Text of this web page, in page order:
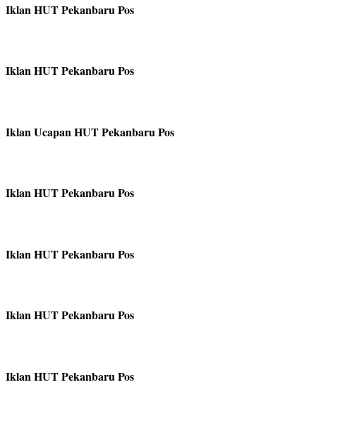
Iklan HUT Pekanbaru Pos
Iklan HUT Pekanbaru Pos
Iklan Ucapan HUT Pekanbaru Pos
Iklan HUT Pekanbaru Pos
Iklan HUT Pekanbaru Pos
Iklan HUT Pekanbaru Pos
Iklan HUT Pekanbaru Pos